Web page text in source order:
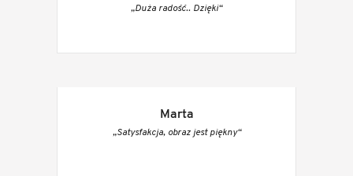
„Duża radość.. Dzięki“
Marta
„Satysfakcja, obraz jest piękny“